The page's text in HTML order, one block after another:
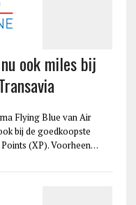
ook miles bij
Flying Blue van Air
bij de goedkoopste
(XP). Voorheen…